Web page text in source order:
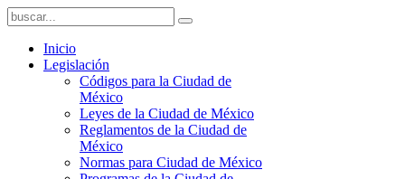
Inicio
Legislación
Códigos para la Ciudad de
México
Leyes de la Ciudad de México
Reglamentos de la Ciudad de
México
Normas para Ciudad de México